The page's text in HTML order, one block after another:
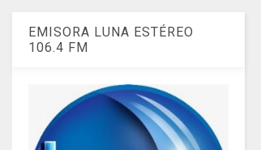
EMISORA LUNA ESTÉREO
106.4 FM